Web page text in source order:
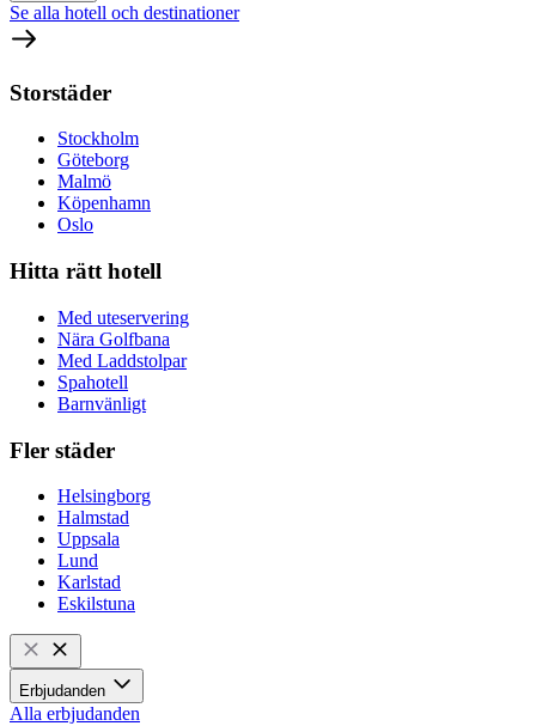
Se alla hotell och destinationer
Storstäder
Stockholm
Göteborg
Malmö
Köpenhamn
Oslo
Hitta rätt hotell
Med uteservering
Nära Golfbana
Med Laddstolpar
Spahotell
Barnvänligt
Fler städer
Helsingborg
Halmstad
Uppsala
Lund
Karlstad
Eskilstuna
Erbjudanden
Alla erbjudanden